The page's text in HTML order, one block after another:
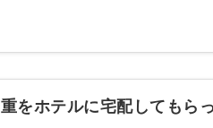
をホテルに宅配してもら